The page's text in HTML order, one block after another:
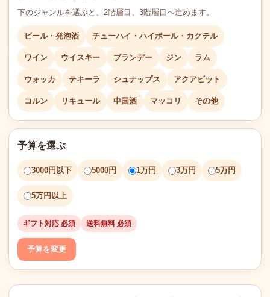
下のジャンルを選ぶと、2階層目、3階層目へ進めます。
ビール・発泡酒 チューハイ・ハイボール・カクテル
ワイン ウイスキー ブランデー ジン ラム
ウォッカ テキーラ シュナップス アクアビット
コルン リキュール 中国酒 マッコリ その他
予算を選ぶ
3000円以下 5000円 1万円 3万円 5万円
5万円以上
ギフト対応 必須 送料無料 必須
予算を変更